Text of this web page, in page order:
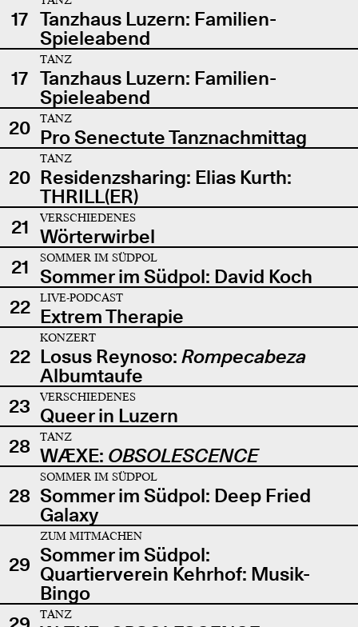
17 Tanzhaus Luzern: Familien-
Spieleabend
17
TANZ
Tanzhaus Luzern: Familien-
Spieleabend
20
TANZ
Pro Senectute Tanznachmittag
20
TANZ
Residenzsharing: Elias Kurth:
THRILL(ER)
21
VERSCHIEDENES
Wörterwirbel
21
SOMMER IM SÜDPOL
Sommer im Südpol: David Koch
22
LIVE-PODCAST
Extrem Therapie
22
KONZERT
Losus Reynoso: Rompecabeza
Albumtaufe
23
VERSCHIEDENES
Queer in Luzern
28
TANZ
WÆXE: OBSOLESCENCE
28
SOMMER IM SÜDPOL
Sommer im Südpol: Deep Fried
Galaxy
29
ZUM MITMACHEN
Sommer im Südpol:
Quartierverein Kehrhof: Musik-
Bingo
TANZ